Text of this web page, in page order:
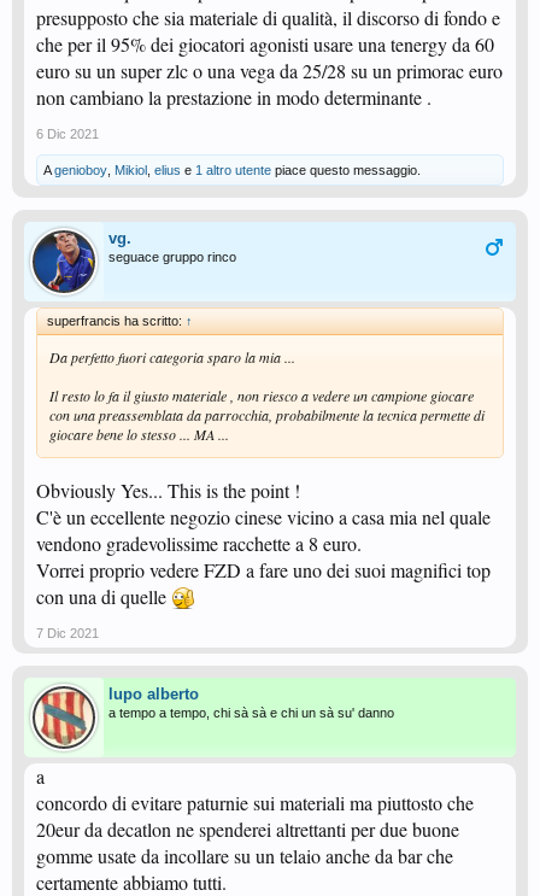
presupposto che sia materiale di qualità, il discorso di fondo e
che per il 95% dei giocatori agonisti usare una tenergy da 60
euro su un super zlc o una vega da 25/28 su un primorac euro
non cambiano la prestazione in modo determinante .
6 Dic 2021
Agenioboy Mikiol elius e 1 altro utente piace questo messaggio.
vg.
seguace gruppo rinco
superfrancis ha scritto: ↑
Da perfetto fuori categoria sparo la mia ...
Il resto lo fa il giusto materiale , non riesco a vedere un campione giocare
con una preassemblata da parrocchia, probabilmente la tecnica permette di
giocare bene lo stesso ... MA ...
Obviously Yes... This is the point !
C'è un eccellente negozio cinese vicino a casa mia nel quale
vendono gradevolissime racchette a 8 euro.
Vorrei proprio vedere FZD a fare uno dei suoi magnifici top
con una di quelle
7 Dic 2021
lupo alberto
a tempo a tempo, chi sà sà e chi un sà su' danno
a
concordo di evitare paturnie sui materiali ma piuttosto che
20eur da decatlon ne spenderei altrettanti per due buone
gomme usate da incollare su un telaio anche da bar che
certamente abbiamo tutti.